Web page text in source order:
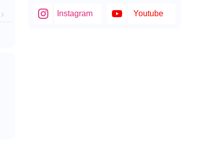
Instagram Youtube